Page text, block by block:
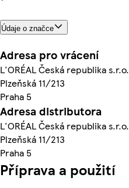
Údaje o značce
Adresa pro vrácení
L'ORÉAL Česká republika s.r.o.
Plzeňská 11/213
Praha 5
Adresa distributora
L'ORÉAL Česká republika s.r.o.
Plzeňská 11/213
Praha 5
Příprava a použití